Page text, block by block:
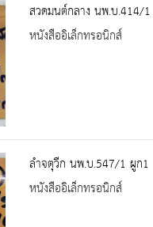
สวดมนต์กลาง นพ.บ.414/
หนังสืออิเล็กทรอนิกส์
ลำจตุวีก นพ.บ.547/1 ผูก1
หนังสืออิเล็กทรอนิกส์